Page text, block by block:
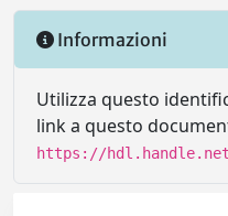
Informazioni
Utilizza questo
link a questo
https://hdl.handle.net/